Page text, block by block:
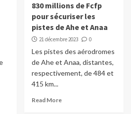
830 millions de Fcfp
pour sécuriser les
pistes de Ahe et Anaa
21 décembre 2023 0
Les pistes des aérodromes
de Ahe et Anaa, distantes,
respectivement, de 484 et
415 km...
Read More